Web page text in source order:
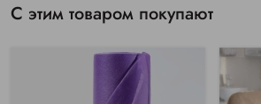
С этим товаром покупают